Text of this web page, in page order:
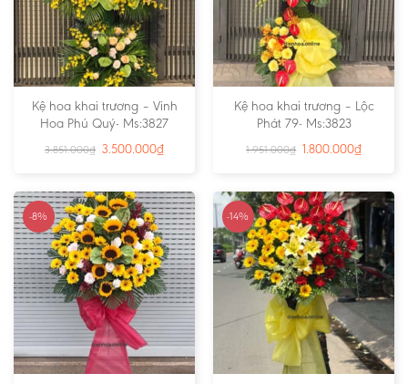
Kệ hoa khai trương – Vinh
Hoa Phú Quý- Ms:3827
3.851.000₫ 3.500.000₫
Kệ hoa khai trương – Lộc
Phát 79- Ms:3823
1.951.000₫ 1.800.000₫
-8% -14%